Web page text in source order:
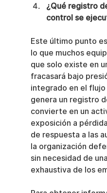
¿Qué registro
control se
Este último punto
lo que muchos
que solo existe en
fracasará bajo
integrado en el
genera un registro
convierte en un
exposición a
de respuesta a las
la organización
sin necesidad de
exhaustiva de los